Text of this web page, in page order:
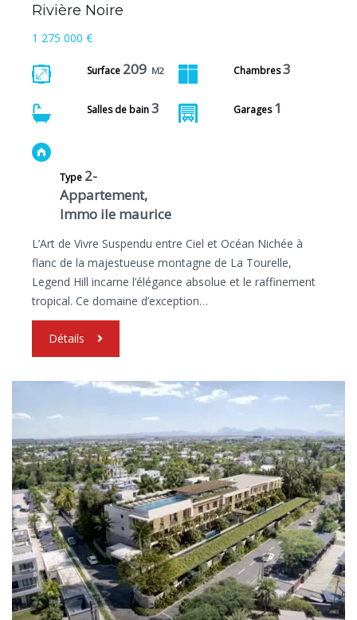
Rivière Noire
1 275 000 €
Surface 209 M2 Chambres3
Salles de bain3 Garages 1
Type 2-
Appartement,
Immo ile maurice
L’Art de Vivre Suspendu entre Ciel et Océan Nichée à
flanc de la majestueuse montagne de La Tourelle,
Legend Hill incarne l’élégance absolue et le raffinement
tropical. Ce domaine d’exception…
Détails